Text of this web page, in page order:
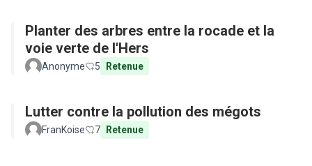
Planter des arbres entre la rocade et la
voie verte de l'Hers
Anonyme 5 Retenue
Lutter contre la pollution des mégots
FranKoise 7 Retenue